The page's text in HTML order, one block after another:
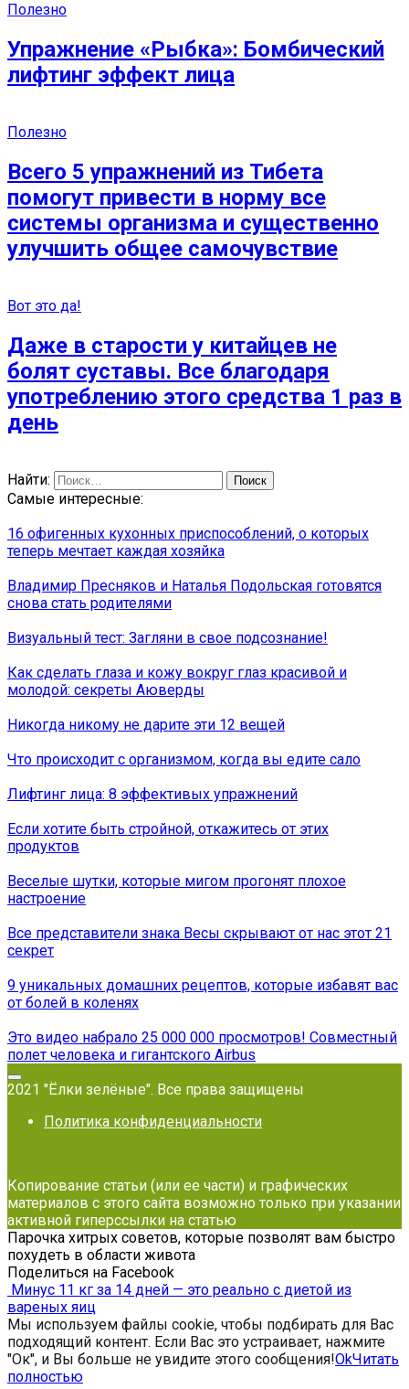
Полезно
Упражнение «Рыбка»: Бомбический
лифтинг эффект лица
Полезно
Всего 5 упражнений из Тибета
помогут привести в норму все
системы организма и существенно
улучшить общее самочувствие
Вот это да!
Даже в старости у китайцев не
болят суставы. Все благодаря
употреблению этого средства 1 раз в
день
Найти:
Самые интересные:
16 офигенных кухонных приспособлений, о которых
теперь мечтает каждая хозяйка
Владимир Пресняков и Наталья Подольская готовятся
снова стать родителями
Визуальный тест: Загляни в свое подсознание!
Как сделать глаза и кожу вокруг глаз красивой и
молодой: секреты Аюверды
Никогда никому не дарите эти 12 вещей
Что происходит с организмом, когда вы едите сало
Лифтинг лица: 8 эффективых упражнений
Если хотите быть стройной, откажитесь от этих
продуктов
Веселые шутки, которые мигом прогонят плохое
настроение
Все представители знака Весы скрывают от нас этот 21
секрет
9 уникальных домашних рецептов, которые избавят вас
от болей в коленях
Это видео набрало 25 000 000 просмотров! Совместный
полет человека и гигантского Airbus
2021 "Ёлки зелёные". Все права защищены
Политика конфиденциальности
Копирование статьи (или ее части) и графических
материалов с этого сайта возможно только при указании
активной гиперссылки на статью
Парочка хитрых советов, которые позволят вам быстро
похудеть в области живота
Поделиться на Facebook
Минус 11 кг за 14 дней — это реально с диетой из
вареных яиц
Мы используем файлы cookie, чтобы подбирать для Вас
подходящий контент. Если Вас это устраивает, нажмите
"Ок", и Вы больше не увидите этого сообщения!OkЧитать
полностью